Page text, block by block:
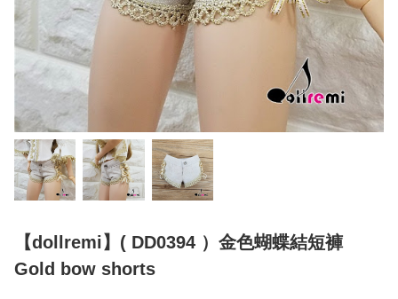
【dollremi】( DD0394 ）金色蝴蝶結短褲
Gold bow shorts